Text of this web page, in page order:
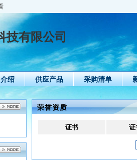
技有限公司
绍 供应产品 采购清单
荣誉资质
证书 证